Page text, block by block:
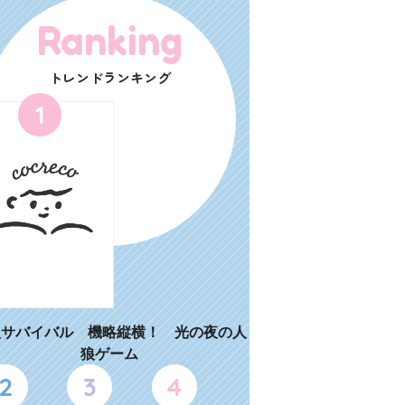
Ranking
トレンドランキング
1
バイバル 機略縦横！ 光の夜の人
狼ゲーム
3 4